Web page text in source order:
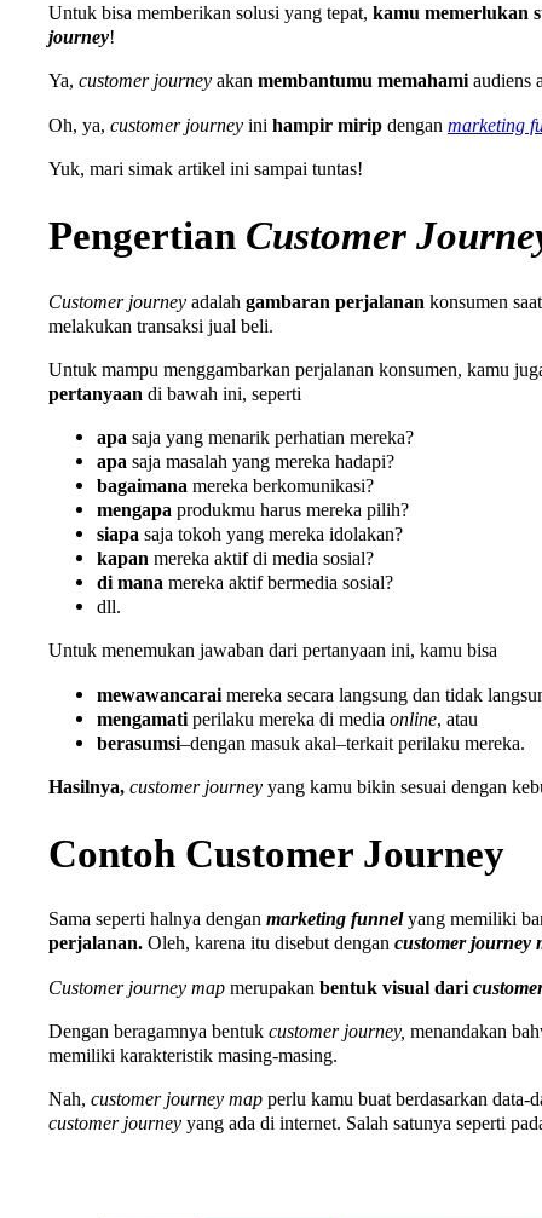
Untuk bisa memberikan solusi yang tepat, kamu memerlukan
journey!
Ya, customer journey akan membantumu memahamiaudiens
Oh, ya, customer journey ini hampir mirip dengan marketing
Yuk, mari simak artikel ini sampai tuntas!
Pengertian Customer
Customer journey adalah gambaran perjalanan konsumen
melakukan transaksi jual beli.
Untuk mampu menggambarkan perjalanan konsumen, kamu
pertanyaan di bawah ini, seperti
apa saja yang menarik perhatian mereka?
apa saja masalah yang mereka hadapi?
bagaimana mereka berkomunikasi?
mengapa produkmu harus mereka pilih?
siapa saja tokoh yang mereka idolakan?
kapan mereka aktif di media sosial?
di mana mereka aktif bermedia sosial?
dll.
Untuk menemukan jawaban dari pertanyaan ini, kamu bisa
mewawancarai mereka secara langsung dan tidak
mengamati perilaku mereka di media online, atau
berasumsi–dengan masuk akal–terkait perilaku mereka.
Hasilnya, customer journey yang kamu bikin sesuai dengan
Contoh Customer Journey
Sama seperti halnya dengan marketing funnelyang memiliki
perjalanan. Oleh, karena itu disebut dengan customer journey
Customer journey map merupakan bentuk visual dari
Dengan beragamnya bentuk customer journey, menandakan
memiliki karakteristik masing-masing.
Nah, customer journey map perlu kamu buat berdasarkan data-
customer journey yang ada di internet. Salah satunya seperti